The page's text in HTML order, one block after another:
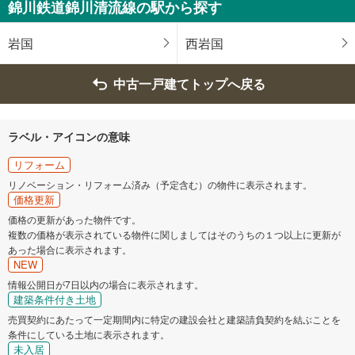
錦川鉄道錦川清流線の駅から探す
岩国 西岩国
中古一戸建てトップへ戻る
ラベル・アイコンの意味
リフォーム
リノベーション・リフォーム済み（予定含む）の物件に表示されます。
価格更新
価格の更新があった物件です。
複数の価格が表示されている物件に関しましてはそのうちの１つ以上に更新が
あった場合に表示されます。
NEW
情報公開日が7日以内の場合に表示されます。
建築条件付き土地
売買契約にあたって一定期間内に特定の建設会社と建築請負契約を結ぶことを
条件にしている土地に表示されます。
未入居